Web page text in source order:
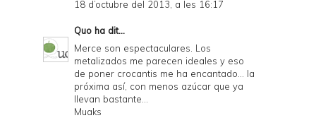
l
y
a
n
d
18 d’octubre del 2013, a les 16:17
Quo ha dit...
Merce son espectaculares. Los
metalizados me parecen ideales y eso
de poner crocantis me ha encantado... la
próxima así, con menos azúcar que ya
llevan bastante...
Muaks